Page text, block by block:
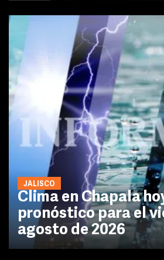
JALISCO
Clima en Chapala
pronóstico para el
agosto de 2026